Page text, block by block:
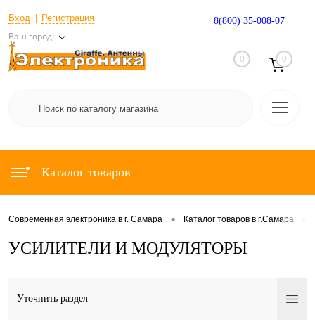
Вход Регистрация
Ваш город:
8(800) 35-008-07
0 0
Каталог товаров
Современная электроника в г. Самара • Каталог товаров в г.Самара
УСИЛИТЕЛИ И МОДУЛЯТОРЫ
Уточнить раздел